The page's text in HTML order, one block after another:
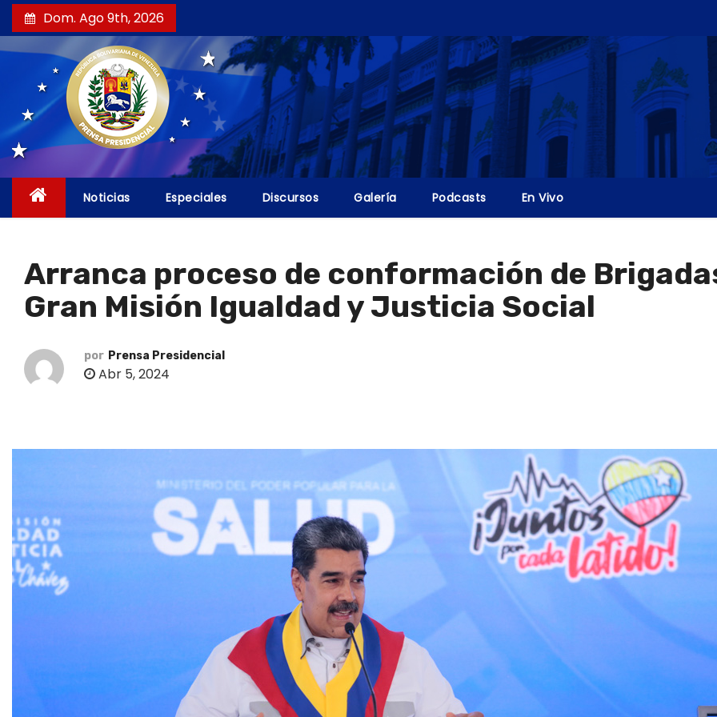
a
l
Dom. Ago 9th, 2026
Noticias Especiales Discursos Galería Podcasts En Vivo
Arranca proceso de conformación de
Gran Misión Igualdad y Justicia Social
por Prensa Presidencial
Abr 5, 2024